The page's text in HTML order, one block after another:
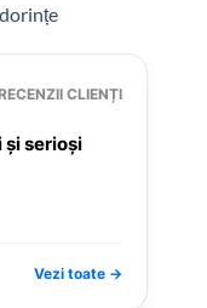
CLIENȚI
serioși
Vezi toate →